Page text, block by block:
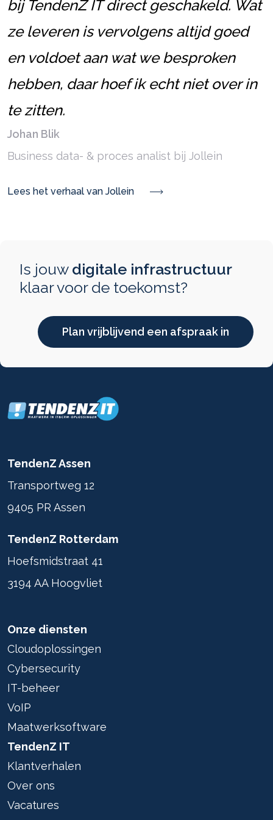
bij TendenZ IT direct geschakeld. Wat
ze leveren is vervolgens altijd goed
en voldoet aan wat we besproken
hebben, daar hoef ik echt niet over in
te zitten.
Johan Blik
Business data- & proces analist bij Jollein
Lees het verhaal van Jollein
Is jouw digitale infrastructuur
klaar voor de toekomst?
Plan vrijblijvend een afspraak in
TendenZ Assen
Transportweg 12
9405 PR Assen
TendenZ Rotterdam
Hoefsmidstraat 41
3194 AA Hoogvliet
Onze diensten
Cloudoplossingen
Cybersecurity
IT-beheer
VoIP
Maatwerksoftware
TendenZ IT
Klantverhalen
Over ons
Vacatures